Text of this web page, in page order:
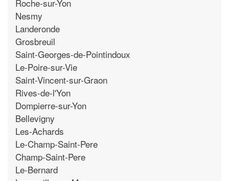
Roche-sur-Yon
Nesmy
Landeronde
Grosbreuil
Saint-Georges-de-Pointindoux
Le-Poire-sur-Vie
Saint-Vincent-sur-Graon
Rives-de-l'Yon
Dompierre-sur-Yon
Bellevigny
Les-Achards
Le-Champ-Saint-Pere
Champ-Saint-Pere
Le-Bernard